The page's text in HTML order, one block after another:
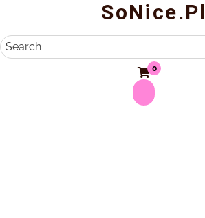
content
SoNice.pl
Search
0